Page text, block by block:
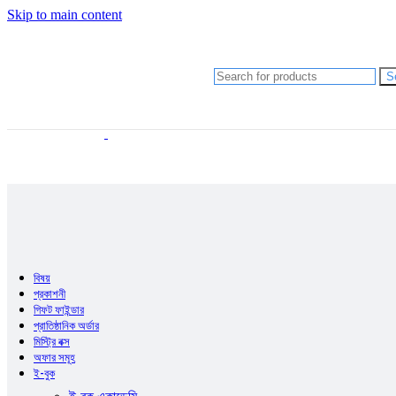
Skip to main contentAnupam Debashis Roy
হুমায়ূন আহমেদ
বিষয়
প্রকাশনী
গিফট ফাইন্ডার
প্রাতিষ্ঠানিক অর্ডার
মিস্ট্রি বক্স
অফার সমূহ
ই-বুক